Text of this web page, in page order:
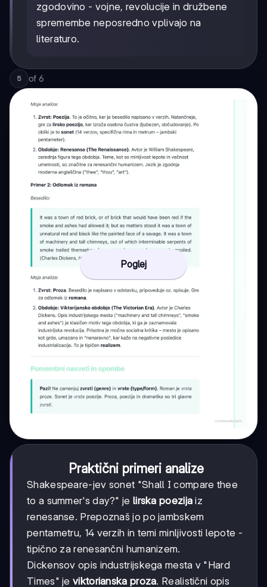
zgodovino - vojne, revolucije in družbene
spremembe neposredno vplivajo na
literaturo.
5 of 6
Poglej
Praktični primeri analize
Shakespeare-jev sonet "Shall I compare thee
to a summer's day?" je lirska poezija iz
renesanse. Prepoznaš jo po jambskem
pentametru, 14 verzih in temi minljivosti lepote -
tipično za renesančni humanizem.
Dickensov opis industrijskega mesta v "Hard
Times" je viktorianska proza. Realistični opis